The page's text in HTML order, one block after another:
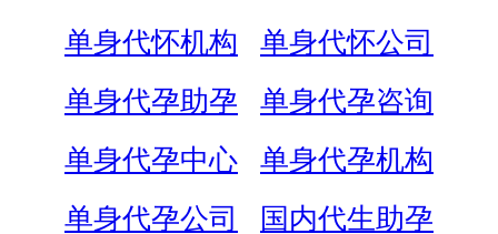
单身代怀机构
单身代怀公司
单身代孕助孕
单身代孕咨询
单身代孕中心
单身代孕机构
单身代孕公司
国内代生助孕